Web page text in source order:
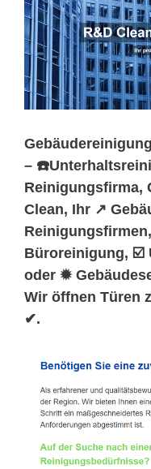
–
Reinigungsfirma,
Clean, Ihr ↗️
Büroreinigung, ☑️
oder ✹
Wir öffnen Türen
✔.